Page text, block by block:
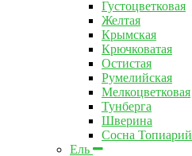
Густоцветковая
Желтая
Крымская
Крючковатая
Остистая
Румелийская
Мелкоцветковая
Тунберга
Шверина
Сосна Топиарий
Ель